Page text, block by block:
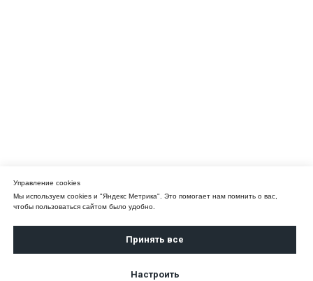
Управление cookies
Мы используем cookies и "Яндекс Метрика". Это помогает нам помнить о вас,
чтобы пользоваться сайтом было удобно.
Принять все
Настроить